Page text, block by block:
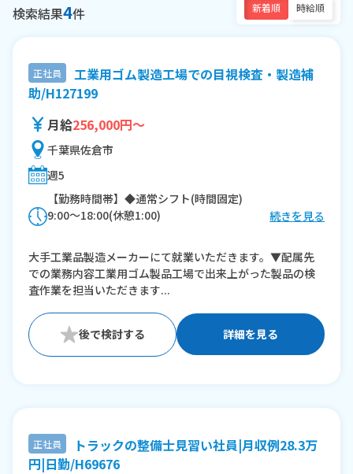
検索結果4件 新着順 時給順
正社員
工業用ゴム製造工場での目視検査・製造補
助/H127199
月給256,000円～
千葉県佐倉市
週5
【勤務時間帯】◆通常シフト(時間固定)
9:00〜18:00(休憩1:00)
※残業：0〜10時間程度/月
続きを見る
大手工業品製造メーカーにて就業いただきます。▼配属先
での業務内容工業用ゴム製品工場で出来上がった製品の検
査作業を担当いただきます...
詳細を見る
正社員
トラックの整備士見習い社員|月収例28.3万
円|日勤/H69676